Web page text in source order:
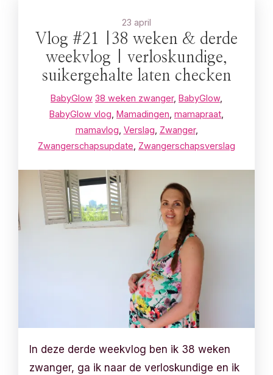
23 april
Vlog #21 |38 weken & derde
weekvlog | verloskundige,
suikergehalte laten checken
BabyGlow 38 weken zwanger, BabyGlow,
BabyGlow vlog Mamadingen mamapraat
mamavlog Verslag Zwanger,
Zwangerschapsupdate Zwangerschapsverslag
In deze derde weekvlog ben ik 38 weken
zwanger, ga ik naar de verloskundige en ik